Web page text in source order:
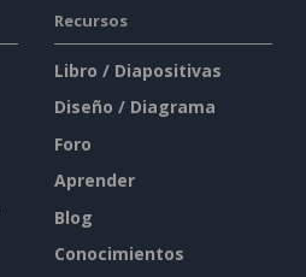
Recursos
Libro / Diapositivas
Diseño / Diagrama
Foro
Aprender
Blog
Conocimientos